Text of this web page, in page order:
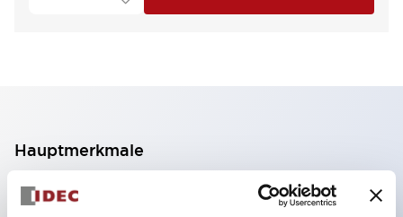
Hauptmerkmale
2-Kontakt-Block mit 2 Stufen, ermöglicht eine 4-